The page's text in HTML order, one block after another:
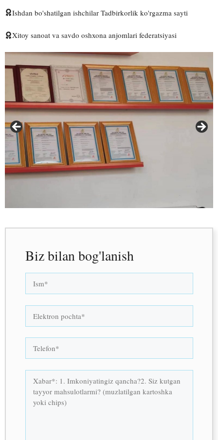
Ishdan bo'shatilgan ishchilar Tadbirkorlik ko'rgazma sayti
Xitoy sanoat va savdo oshxona anjomlari federatsiyasi
Biz bilan bog'lanish